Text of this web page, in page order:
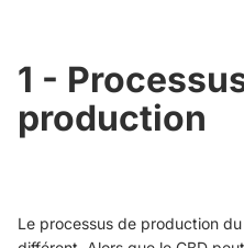
1 -
production
Le processus de production